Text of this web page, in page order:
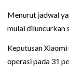
Menurut jadwal
mulai diluncurkan
Keputusan
operasi pada 31